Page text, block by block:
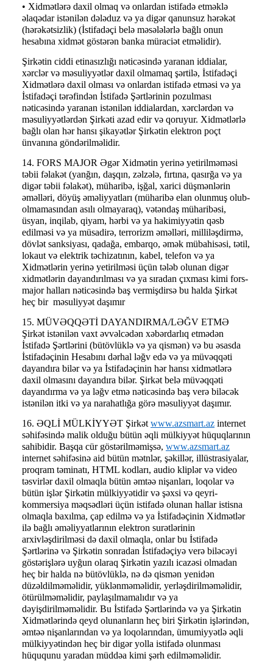
• Xidmətlərə daxil olmaq və onlardan istifadə etməklə
əlaqədar istənilən dələduz və ya digər qanunsuz hərəkət
(hərəkətsizlik) (İstifadəçi belə məsələlərlə bağlı onun
hesabına xidmət göstərən banka müraciət etməlidir).
Şirkətin ciddi etinasızlığı nəticəsində yaranan iddialar,
xərclər və məsuliyyətlər daxil olmamaq şərtilə, İstifadəçi
Xidmətlərə daxil olması və onlardan istifadə etməsi və ya
İstifadəçi tərəfindən İstifadə Şərtlərinin pozulması
nəticəsində yaranan istənilən iddialardan, xərclərdən və
məsuliyyətlərdən Şirkəti azad edir və qoruyur. Xidmətlərlə
bağlı olan hər hansı şikayətlər Şirkətin elektron poçt
ünvanına göndərilməlidir.
14. FORS MAJOR Əgər Xidmətin yerinə yetirilməməsi
təbii fəlakət (yanğın, daşqın, zəlzələ, fırtına, qasırğa və ya
digər təbii fəlakət), müharibə, işğal, xarici düşmənlərin
əməlləri, döyüş əməliyyatları (müharibə elan olunmuş olub-
olmamasından asılı olmayaraq), vətəndaş müharibəsi,
üsyan, inqilab, qiyam, hərbi və ya hakimiyyətin qəsb
edilməsi və ya müsadirə, terrorizm əməlləri, milliləşdirmə,
dövlət sanksiyası, qadağa, embarqo, əmək mübahisəsi, tətil,
lokaut və elektrik təchizatının, kabel, telefon və ya
Xidmətlərin yerinə yetirilməsi üçün tələb olunan digər
xidmətlərin dayandırılması və ya sıradan çıxması kimi fors-
major halları nəticəsində baş vermişdirsə bu halda Şirkət
heç bir məsuliyyət daşımır
15. MÜVƏQQƏTİ DAYANDIRMA/LƏĞV ETMƏ
Şirkət istənilən vaxt əvvəlcədən xəbərdarlıq etmədən
İstifadə Şərtlərini (bütövlüklə və ya qismən) və bu əsasda
İstifadəçinin Hesabını dərhal ləğv edə və ya müvəqqəti
dayandıra bilər və ya İstifadəçinin hər hansı xidmətlərə
daxil olmasını dayandıra bilər. Şirkət belə müvəqqəti
dayandırma və ya ləğv etmə nəticəsində baş verə biləcək
istənilən itki və ya narahatlığa görə məsuliyyət daşımır.
16. ƏQLİ MÜLKİYYƏT Şirkət www.azsmart.az internet
səhifəsində malik olduğu bütün əqli mülkiyyət hüquqlarının
sahibidir. Başqa cür göstərilməmişsə, www.azsmart.az
internet səhifəsinə aid bütün mətnlər, şəkillər, illüstrasiyalar,
proqram təminatı, HTML kodları, audio kliplər və video
təsvirlər daxil olmaqla bütün əmtəə nişanları, loqolar və
bütün işlər Şirkətin mülkiyyətidir və şəxsi və qeyri-
kommersiya məqsədləri üçün istifadə olunan hallar istisna
olmaqla baxılma, çap edilmə və ya İstifadəçinin Xidmətlər
ilə bağlı əməliyyatlarının elektron surətlərinin
arxivləşdirilməsi də daxil olmaqla, onlar bu İstifadə
Şərtlərinə və Şirkətin sonradan İstifadəçiyə verə biləcəyi
göstərişlərə uyğun olaraq Şirkətin yazılı icazəsi olmadan
heç bir halda nə bütövlüklə, nə də qismən yenidən
düzəldilməməlidir, yüklənməməlidir, yerləşdirilməməlidir,
ötürülməməlidir, paylaşılmamalıdır və ya
dəyişdirilməməlidir. Bu İstifadə Şərtlərində və ya Şirkətin
Xidmətlərində qeyd olunanların heç biri Şirkətin işlərindən,
əmtəə nişanlarından və ya loqolarından, ümumiyyətlə əqli
mülkiyyətindən heç bir digər yolla istifadə olunması
hüququnu yaradan müddəa kimi şərh edilməməlidir.